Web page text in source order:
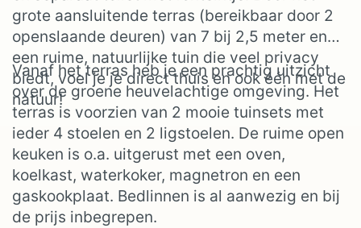
grote aansluitende terras (bereikbaar door 2
openslaande deuren) van 7 bij 2,5 meter en
een ruime, natuurlijke tuin die veel privacy
biedt, voel je je direct thuis en ook één met de
natuur!
Vanaf het terras heb je een prachtig uitzicht
over de groene heuvelachtige omgeving. Het
terras is voorzien van 2 mooie tuinsets met
ieder 4 stoelen en 2 ligstoelen. De ruime open
keuken is o.a. uitgerust met een oven,
koelkast, waterkoker, magnetron en een
gaskookplaat. Bedlinnen is al aanwezig en bij
de prijs inbegrepen.